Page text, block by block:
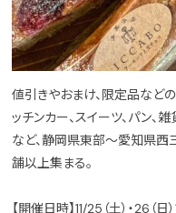
値引きやおまけ、限定品など
ッチンカー、スイーツ、パン、
など、静岡県東部～愛知県
舗以上集まる。
【開催日時】11/25（土）・26（